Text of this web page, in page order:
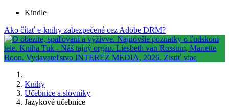
Kindle
Ako čítať e-knihy zabezpečené cez Adobe DRM?
Knihy
Učebnice a slovníky
Jazykové učebnice